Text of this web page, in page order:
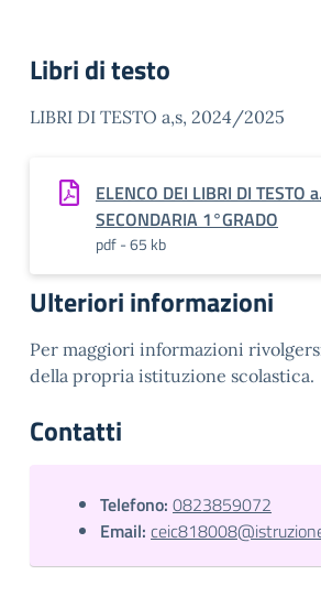
Libri di testo
LIBRI DI TESTO a,s, 2024/2025
ELENCO DEI LIBRI DI
SECONDARIA 1°GRADO
pdf - 65 kb
Ulteriori informazioni
Per maggiori informazioni
della propria istituzione scolastica.
Contatti
Telefono: 0823859072
Email: